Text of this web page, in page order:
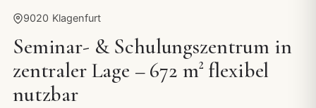
9020 Klagenfurt
Seminar- & Schulungszentrum in
zentraler Lage – 672 m² flexibel
nutzbar